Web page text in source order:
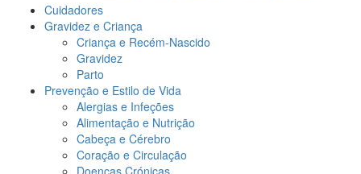
Cuidadores
Gravidez e Criança
Criança e Recém-Nascido
Gravidez
Parto
Prevenção e Estilo de Vida
Alergias e Infeções
Alimentação e Nutrição
Cabeça e Cérebro
Coração e Circulação
Doenças Crónicas